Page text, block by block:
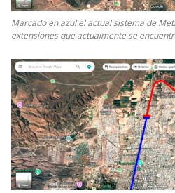
Marcado en azul el actual sistema de
extensiones que actualmente se